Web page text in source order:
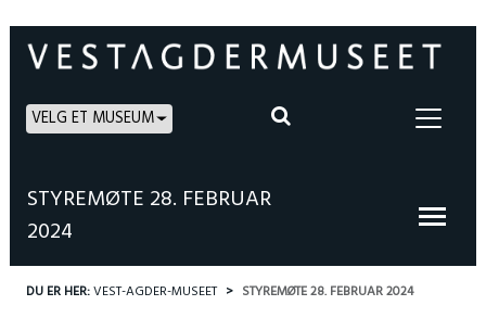
VELG ET MUSEUM
STYREMØTE 28. FEBRUAR
2024
DU ER HER:VEST-AGDER-MUSEET STYREMØTE 28. FEBRUAR 2024